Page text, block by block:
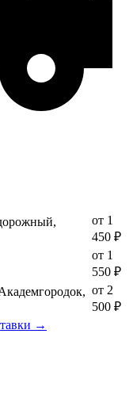
от 1
450 ₽
от 1
550 ₽
от 2
500 ₽
→